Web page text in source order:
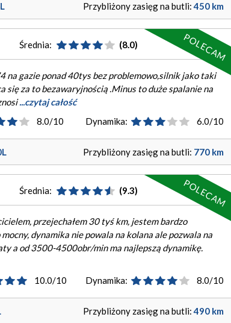
Przybliżony zasięg na butli:450 km
Średnia: (8.0)
na gazie ponad 40tys bez problemowo,silnik jako taki
się za to bezawaryjnością .Minus to duże spalanie na
...czytaj całość
8.0/10 Dynamika: 6.0/10
Przybliżony zasięg na butli: 770 km
POLECAM
Średnia: (9.3)
przejechałem 30 tyś km, jestem bardzo
dynamika nie powala na kolana ale pozwala na
a od 3500-4500obr/min ma najlepszą dynamikę.
10.0/10 Dynamika: 8.0/10
Przybliżony zasięg na butli:490 km
POLECAM